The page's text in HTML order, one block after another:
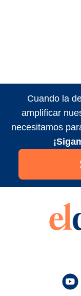
Cuando la
amplificar
necesitamos